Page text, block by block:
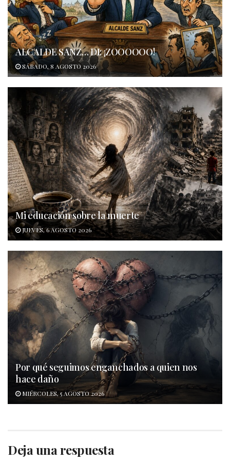
ALCALDE SANZ… DI: ¡ZOOOOOO!
SÁBADO, 8 AGOSTO 2026
Mi educación sobre la muerte
JUEVES, 6 AGOSTO 2026
Por qué seguimos enganchados a quien nos
hace daño
MIÉRCOLES, 5 AGOSTO 2026
Deja una respuesta